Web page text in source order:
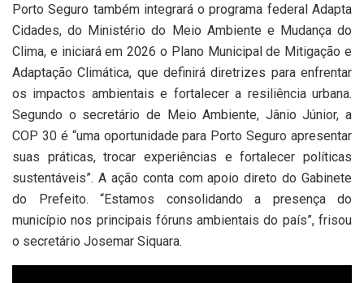
Porto Seguro também integrará o programa federal Adapta
Cidades, do Ministério do Meio Ambiente e Mudança do
Clima, e iniciará em 2026 o Plano Municipal de Mitigação e
Adaptação Climática, que definirá diretrizes para enfrentar
os impactos ambientais e fortalecer a resiliência urbana.
Segundo o secretário de Meio Ambiente, Jânio Júnior, a
COP 30 é “uma oportunidade para Porto Seguro apresentar
suas práticas, trocar experiências e fortalecer políticas
sustentáveis”. A ação conta com apoio direto do Gabinete
do Prefeito. “Estamos consolidando a presença do
município nos principais fóruns ambientais do país”, frisou
o secretário Josemar Siquara.